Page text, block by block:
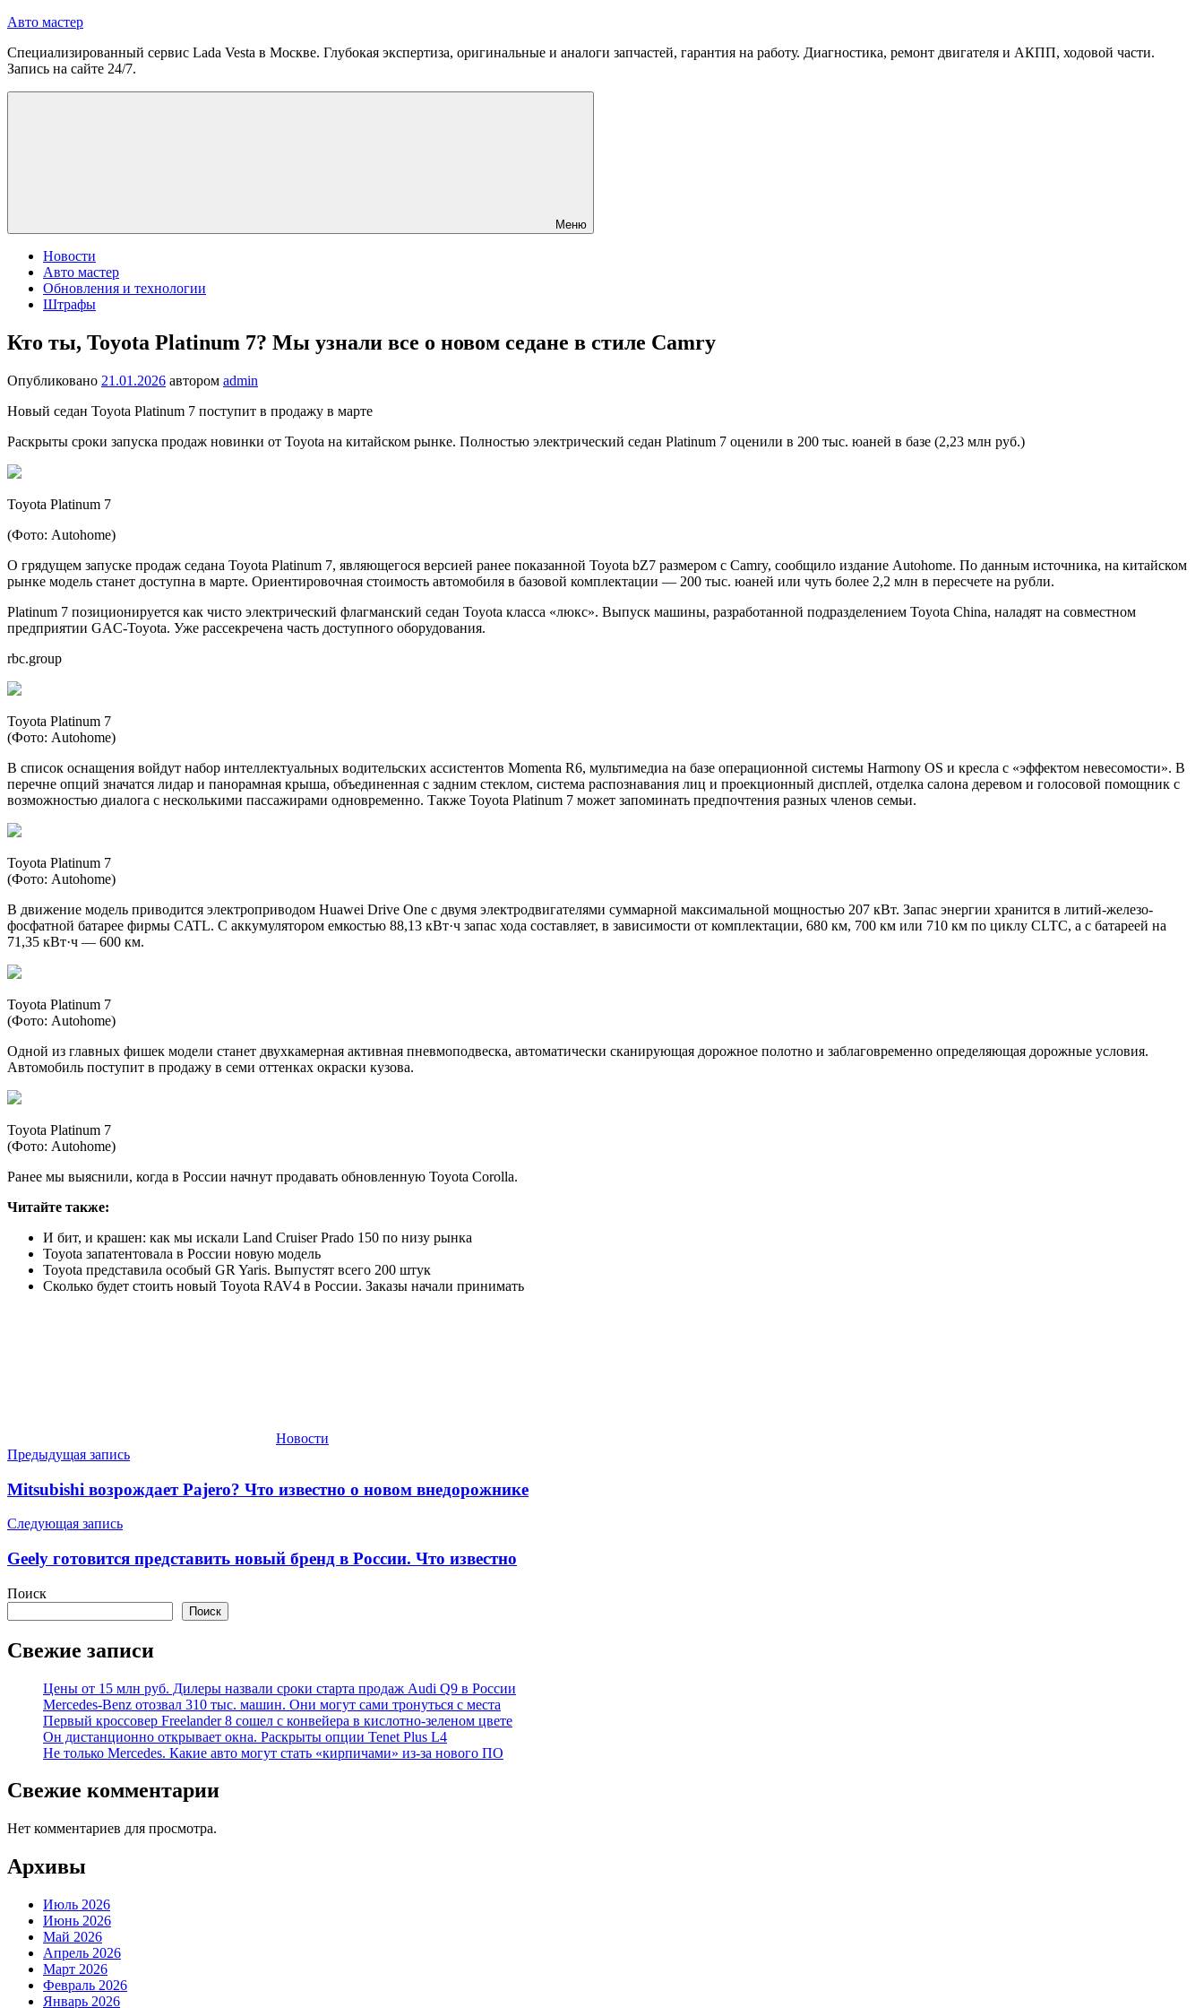
Перейти
содержимому
Авто мастер
Специализированный сервис Lada Vesta в Москве. Глубокая экспертиза, оригинальные и аналоги запчастей, гарантия на работу. Диагностика, ремонт двигателя и АКПП, ходовой части.
Запись на сайте 24/7.
Меню
Новости
Авто мастер
Обновления и технологии
Штрафы
Кто ты, Toyota Platinum 7? Мы узнали все о новом седане в стиле Camry
Опубликовано 21.01.2026 автором admin
Новый седан Toyota Platinum 7 поступит в продажу в марте
Раскрыты сроки запуска продаж новинки от Toyota на китайском рынке. Полностью электрический седан Platinum 7 оценили в 200 тыс. юаней в базе (2,23 млн руб.)
Toyota Platinum 7
(Фото: Autohome)
О грядущем запуске продаж седана Toyota Platinum 7, являющегося версией ранее показанной Toyota bZ7 размером с Camry, сообщило издание Autohome. По данным источника, на китайском
рынке модель станет доступна в марте. Ориентировочная стоимость автомобиля в базовой комплектации — 200 тыс. юаней или чуть более 2,2 млн в пересчете на рубли.
Platinum 7 позиционируется как чисто электрический флагманский седан Toyota класса «люкс». Выпуск машины, разработанной подразделением Toyota China, наладят на совместном
предприятии GAC-Toyota. Уже рассекречена часть доступного оборудования.
rbc.group
Toyota Platinum 7
(Фото: Autohome)
В список оснащения войдут набор интеллектуальных водительских ассистентов Momenta R6, мультимедиа на базе операционной системы Harmony OS и кресла с «эффектом невесомости». В
перечне опций значатся лидар и панорамная крыша, объединенная с задним стеклом, система распознавания лиц и проекционный дисплей, отделка салона деревом и голосовой помощник с
возможностью диалога с несколькими пассажирами одновременно. Также Toyota Platinum 7 может запоминать предпочтения разных членов семьи.
Toyota Platinum 7
(Фото: Autohome)
В движение модель приводится электроприводом Huawei Drive One с двумя электродвигателями суммарной максимальной мощностью 207 кВт. Запас энергии хранится в литий-железо-
фосфатной батарее фирмы CATL. С аккумулятором емкостью 88,13 кВт·ч запас хода составляет, в зависимости от комплектации, 680 км, 700 км или 710 км по циклу CLTC, а с батареей на
71,35 кВт·ч — 600 км.
Toyota Platinum 7
(Фото: Autohome)
Одной из главных фишек модели станет двухкамерная активная пневмоподвеска, автоматически сканирующая дорожное полотно и заблаговременно определяющая дорожные условия.
Автомобиль поступит в продажу в семи оттенках окраски кузова.
Toyota Platinum 7
(Фото: Autohome)
Ранее мы выяснили, когда в России начнут продавать обновленную Toyota Corolla.
Читайте также:
И бит, и крашен: как мы искали Land Cruiser Prado 150 по низу рынка
Toyota запатентовала в России новую модель
Toyota представила особый GR Yaris. Выпустят всего 200 штук
Сколько будет стоить новый Toyota RAV4 в России. Заказы начали принимать
Новости
Навигация
по
Предыдущая запись
Mitsubishi возрождает Pajero? Что известно о новом внедорожнике
Следующая запись
Geely готовится представить новый бренд в России. Что известно
Поиск
Поиск
Свежие записи
Цены от 15 млн руб. Дилеры назвали сроки старта продаж Audi Q9 в России
Mercedes-Benz отозвал 310 тыс. машин. Они могут сами тронуться с места
Первый кроссовер Freelander 8 сошел с конвейера в кислотно-зеленом цвете
Он дистанционно открывает окна. Раскрыты опции Tenet Plus L4
Не только Mercedes. Какие авто могут стать «кирпичами» из-за нового ПО
Свежие комментарии
Нет комментариев для просмотра.
Архивы
Июль 2026
Июнь 2026
Май 2026
Апрель 2026
Март 2026
Февраль 2026
Январь 2026